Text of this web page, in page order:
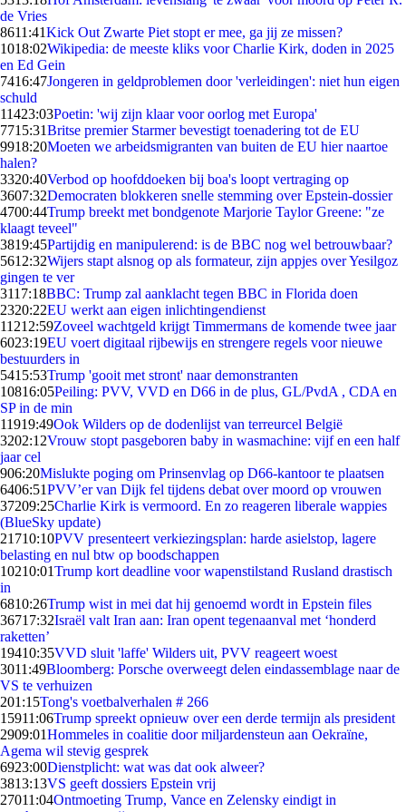
de Vries
8611:41Kick Out Zwarte Piet stopt er mee, ga jij ze missen?
1018:02Wikipedia: de meeste kliks voor Charlie Kirk, doden in 2025
en Ed Gein
7416:47Jongeren in geldproblemen door 'verleidingen': niet hun eigen
schuld
11423:03Poetin: 'wij zijn klaar voor oorlog met Europa'
7715:31Britse premier Starmer bevestigt toenadering tot de EU
9918:20Moeten we arbeidsmigranten van buiten de EU hier naartoe
halen?
3320:40Verbod op hoofddoeken bij boa's loopt vertraging op
3607:32Democraten blokkeren snelle stemming over Epstein-dossier
4700:44Trump breekt met bondgenote Marjorie Taylor Greene: "ze
klaagt teveel"
3819:45Partijdig en manipulerend: is de BBC nog wel betrouwbaar?
5612:32Wijers stapt alsnog op als formateur, zijn appjes over Yesilgoz
gingen te ver
3117:18BBC: Trump zal aanklacht tegen BBC in Florida doen
2320:22EU werkt aan eigen inlichtingendienst
11212:59Zoveel wachtgeld krijgt Timmermans de komende twee jaar
6023:19EU voert digitaal rijbewijs en strengere regels voor nieuwe
bestuurders in
5415:53Trump 'gooit met stront' naar demonstranten
10816:05Peiling: PVV, VVD en D66 in de plus, GL/PvdA , CDA en
SP in de min
11919:49Ook Wilders op de dodenlijst van terreurcel België
3202:12Vrouw stopt pasgeboren baby in wasmachine: vijf en een half
jaar cel
906:20Mislukte poging om Prinsenvlag op D66-kantoor te plaatsen
6406:51PVV’er van Dijk fel tijdens debat over moord op vrouwen
37209:25Charlie Kirk is vermoord. En zo reageren liberale wappies
(BlueSky update)
21710:10PVV presenteert verkiezingsplan: harde asielstop, lagere
belasting en nul btw op boodschappen
10210:01Trump kort deadline voor wapenstilstand Rusland drastisch
in
6810:26Trump wist in mei dat hij genoemd wordt in Epstein files
36717:32Israël valt Iran aan: Iran opent tegenaanval met ‘honderd
raketten’
19410:35VVD sluit 'laffe' Wilders uit, PVV reageert woest
3011:49Bloomberg: Porsche overweegt delen eindassemblage naar de
VS te verhuizen
201:15Tong's voetbalverhalen # 266
15911:06Trump spreekt opnieuw over een derde termijn als president
2909:01Hommeles in coalitie door miljardensteun aan Oekraïne,
Agema wil stevig gesprek
6923:00Dienstplicht: wat was dat ook alweer?
3813:13VS geeft dossiers Epstein vrij
27011:04Ontmoeting Trump, Vance en Zelensky eindigt in